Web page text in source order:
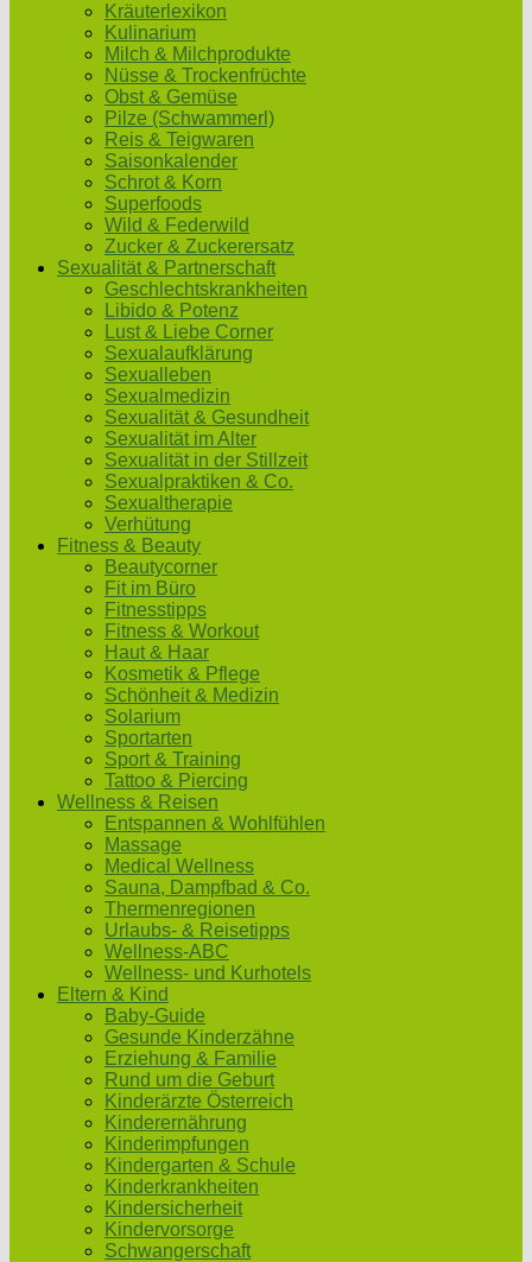
Kräuterlexikon
Kulinarium
Milch & Milchprodukte
Nüsse & Trockenfrüchte
Obst & Gemüse
Pilze (Schwammerl)
Reis & Teigwaren
Saisonkalender
Schrot & Korn
Superfoods
Wild & Federwild
Zucker & Zuckerersatz
Sexualität & Partnerschaft
Geschlechtskrankheiten
Libido & Potenz
Lust & Liebe Corner
Sexualaufklärung
Sexualleben
Sexualmedizin
Sexualität & Gesundheit
Sexualität im Alter
Sexualität in der Stillzeit
Sexualpraktiken & Co.
Sexualtherapie
Verhütung
Fitness & Beauty
Beautycorner
Fit im Büro
Fitnesstipps
Fitness & Workout
Haut & Haar
Kosmetik & Pflege
Schönheit & Medizin
Solarium
Sportarten
Sport & Training
Tattoo & Piercing
Wellness & Reisen
Entspannen & Wohlfühlen
Massage
Medical Wellness
Sauna, Dampfbad & Co.
Thermenregionen
Urlaubs- & Reisetipps
Wellness-ABC
Wellness- und Kurhotels
Eltern & Kind
Baby-Guide
Gesunde Kinderzähne
Erziehung & Familie
Rund um die Geburt
Kinderärzte Österreich
Kinderernährung
Kinderimpfungen
Kindergarten & Schule
Kinderkrankheiten
Kindersicherheit
Kindervorsorge
Schwangerschaft